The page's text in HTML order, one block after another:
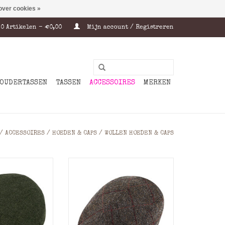
0 Artikelen - €0,00 Mijn account / Registreren
TASSEN ACCESSOIRES MERKEN
/ ACCESSOIRES / HOEDEN & CAPS / WOLLEN HOEDEN & CAPS
Stijl met
Stijlvol
cookies »